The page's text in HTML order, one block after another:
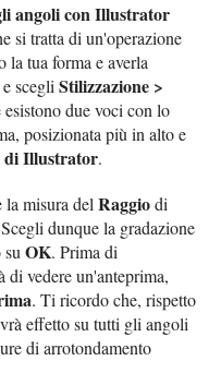
angoli con Illustrator
si tratta di un'operazione
la tua forma e averla
e scegliStilizzazione >
due voci con lo
posizionata più in alto e
di Illustrator.
la misura delRaggiodi
dunque la gradazione
suOK. Prima di
di vedere un'anteprima,
. Ti ricordo che, rispetto
effetto su tutti gli angoli
di arrotondamento